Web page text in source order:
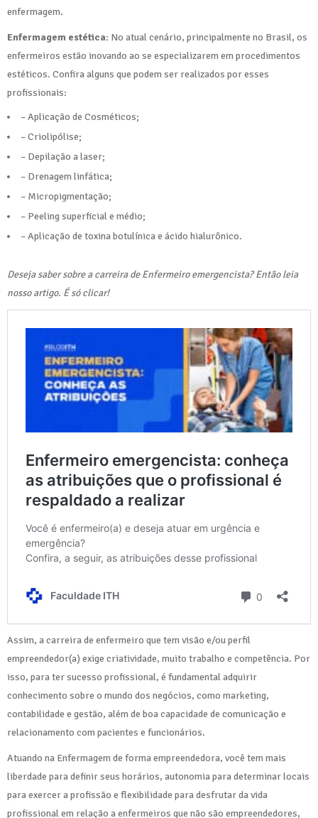
enfermagem.
Enfermagem estética: No atual cenário, principalmente no Brasil, os
enfermeiros estão inovando ao se especializarem em procedimentos
estéticos. Confira alguns que podem ser realizados por esses
profissionais:
– Aplicação de Cosméticos;
– Criolipólise;
– Depilação a laser;
– Drenagem linfática;
– Micropigmentação;
– Peeling superficial e médio;
– Aplicação de toxina botulínica e ácido hialurônico.
Deseja saber sobre a carreira de Enfermeiro emergencista? Então leia
nosso artigo. É só clicar!
Assim, a carreira de enfermeiro que tem visão e/ou perfil
empreendedor(a) exige criatividade, muito trabalho e competência. Por
isso, para ter sucesso profissional, é fundamental adquirir
conhecimento sobre o mundo dos negócios, como marketing,
contabilidade e gestão, além de boa capacidade de comunicação e
relacionamento com pacientes e funcionários.
Atuando na Enfermagem de forma empreendedora, você tem mais
liberdade para definir seus horários, autonomia para determinar locais
para exercer a profissão e flexibilidade para desfrutar da vida
profissional em relação a enfermeiros que não são empreendedores,